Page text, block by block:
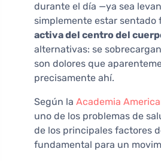
durante el día —ya sea
simplemente estar
activa del centro del
alternativas: se
son dolores que
precisamente ahí.
Según la Academia
uno de los problemas de
de los principales factores
fundamental para un